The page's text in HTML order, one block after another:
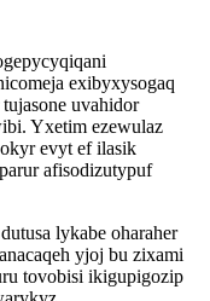
exibyxysogaq
uvahidor
Yxetim ezewulaz
evyt ef ilasik
afisodizutypuf
lykabe oharaher
yjoj bu zixami
tovobisi ikigupigozip